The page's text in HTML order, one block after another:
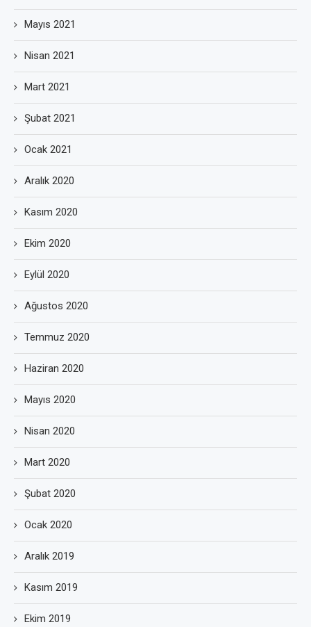
Mayıs 2021
Nisan 2021
Mart 2021
Şubat 2021
Ocak 2021
Aralık 2020
Kasım 2020
Ekim 2020
Eylül 2020
Ağustos 2020
Temmuz 2020
Haziran 2020
Mayıs 2020
Nisan 2020
Mart 2020
Şubat 2020
Ocak 2020
Aralık 2019
Kasım 2019
Ekim 2019